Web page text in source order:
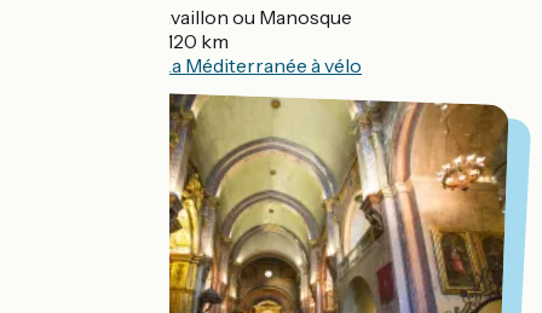
: Cavaillon ou Manosque
: 120 km
La Méditerranée à vélo